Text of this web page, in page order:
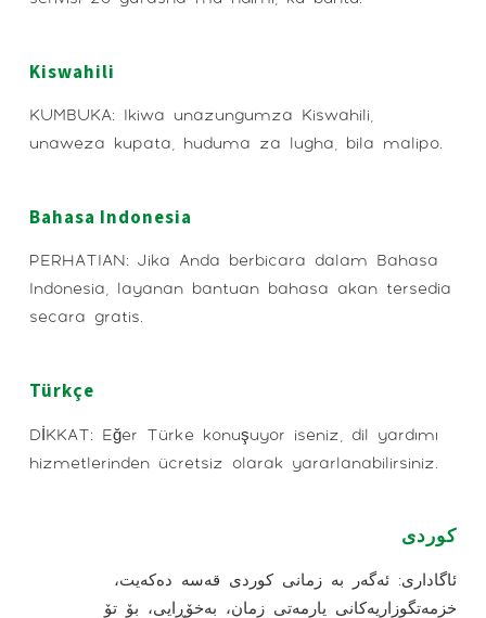
Kiswahili
KUMBUKA: Ikiwa unazungumza Kiswahili,
unaweza kupata, huduma za lugha, bila malipo.
Bahasa Indonesia
PERHATIAN: Jika Anda berbicara dalam Bahasa
Indonesia, layanan bantuan bahasa akan tersedia
secara gratis.
Türkçe
DİKKAT: Eğer Türkçe konuşuyor iseniz, dil yardımı
hizmetlerinden ücretsiz olarak yararlanabilirsiniz.
کوردی
ئاگاداری: ئەگەر بە زمانی کوردی قەسە دەکەیت،
خزمەتگوزاریەکانی یارمەتی زمان، بەخۆڕایی، بۆ تۆ